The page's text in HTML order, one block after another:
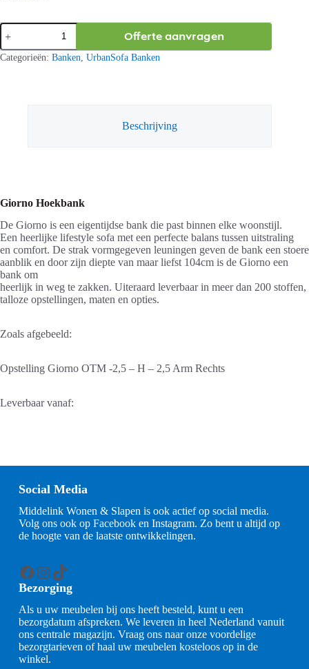
Giorno
Hoekbank
aantal
Offerte aanvragen
Categorieën: Banken UrbanSofa Banken
Beschrijving
Giorno Hoekbank
De Giorno is een eigentijdse bank die past binnen elke woonstijl.
Een heerlijke lifestyle sofa met een perfecte balans tussen uitstraling
en comfort. De strak vormgegeven leuningen geven de bank een stoere
aanblik en door zijn diepte van maar liefst 104cm is de Giorno een
bank om
heerlijk in weg te zakken. Uiteraard leverbaar in meer dan 200 stoffen,
talloze opstellingen, maten en opties.
Zoals afgebeeld:
Opstelling Giorno OTM -2,5 – H – 2,5 Arm Rechts
Leverbaar vanaf:
Social Media
Middelink Wonen & Slapen is ook actief op social media.
Volg ons ook op Facebook en Instagram. Zo bent u altijd op
de hoogte van de laatste ontwikkelingen.
Facebook
Instagram
TikTok
Bezorging
Als u uw meubelen bij ons heeft besteld, kunt u een
bezorgdatum afspreken. We leveren in heel Nederland vanuit
ons centrale magazijn. Vraag ons naar onze voordelige
bezorgtarieven of haal uw meubelen kosteloos op in de
winkel.